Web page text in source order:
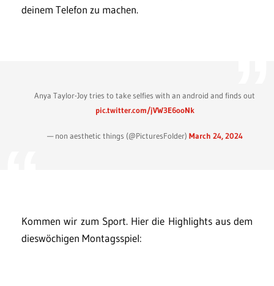
deinem Telefon zu machen.
Anya Taylor-Joy tries to take selfies with an android and finds out
pic.twitter.com/jVW3E6ooNk
— non aesthetic things (@PicturesFoIder) March 24, 2024
Kommen wir zum Sport. Hier die Highlights aus dem
dieswöchigen Montagsspiel: